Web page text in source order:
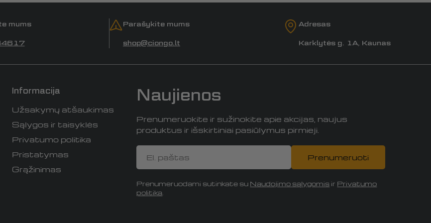
mums Parašykite mums
shop@ciongo.lt
Adresas
Karklytės g. 1A, Kaunas
Informacija
Užsakymų atšaukimas
Sąlygos ir taisyklės
Privatumo politika
Pristatymas
Grąžinimas
Naujienos
Prenumeruokite ir sužinokite apie akcijas, naujus
produktus ir išskirtiniai pasiūlymus pirmieji.
El.
paštas
Prenumeruoti
Prenumeruodami sutinkate su Naudojimo sąlygomis ir Privatumo
politika